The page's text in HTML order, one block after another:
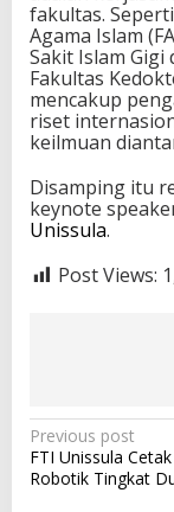
fakultas.
Agama Islam
Sakit Islam
Fakultas
mencakup
riset
keilmuan
Disamping itu
keynote
Unissula.
Post Views:
Post
Previous post
FTI Unissula
Robotik Tingkat